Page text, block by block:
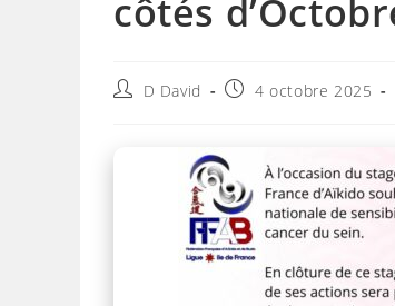
côtés
Auteur/autrice
publication :
D David
Publication
4 octobre 2025